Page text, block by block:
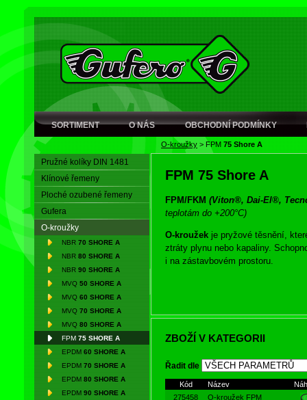
SORTIMENT O NÁS OBCHODNÍ PODMÍNKY
O-kroužky > FPM 75 Shore A
Pružné kolíky DIN 1481
Klínové řemeny
Ploché ozubené řemeny
Gufera
O-kroužky
NBR 70 SHORE A
NBR 80 SHORE A
NBR 90 SHORE A
MVQ 50 SHORE A
MVQ 60 SHORE A
MVQ 70 SHORE A
MVQ 80 SHORE A
FPM 75 SHORE A
EPDM 60 SHORE A
EPDM 70 SHORE A
EPDM 80 SHORE A
EPDM 90 SHORE A
FPM 75 Shore A
FPM/FKM (Viton®, Dai-El®,
teplotám do +200°C)
O-kroužek je pryžové těsnění,
ztráty plynu nebo kapaliny.
i na zástavbovém prostoru.
SpojenímO-kroužkua těsněného
tolerancích a vysoké povrchové
radiálním stlačením průřezu
O-
nestlačitelná vysoce viskózní
ZBOŽÍ V KATEGORII
Řadit dle
Kód Název
275458
O-kroužek FPM